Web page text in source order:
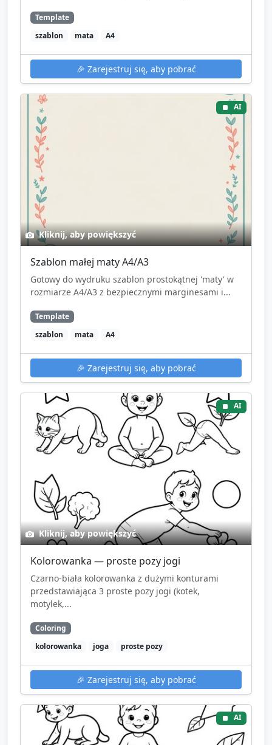
Template
szablon
mata A4
🎉 Zarejestruj się, aby pobrać
AI
Kliknij, aby powiększyć
Szablon małej maty A4/A3
Gotowy do wydruku szablon prostokątnej 'maty' w
rozmiarze A4/A3 z bezpiecznymi marginesami i...
Template
szablon
mata A4
🎉 Zarejestruj się, aby pobrać
AI
Kliknij, aby powiększyć
Kolorowanka — proste pozy jogi
Czarno-biała kolorowanka z dużymi konturami
przedstawiająca 3 proste pozy jogi (kotek,
motylek,...
Coloring
kolorowanka
joga proste pozy
🎉 Zarejestruj się, aby pobrać
AI